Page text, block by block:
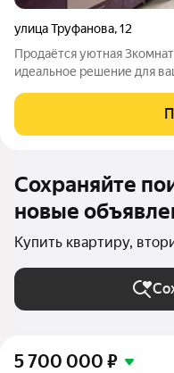
улица Труфанова,12
Продаётся уютная
идеальное решение для
площадь составляет 60,4 кв.
площадь. Три комнаты
Сохраняйте
новые
Купить квартиру,
5 700 000 ₽